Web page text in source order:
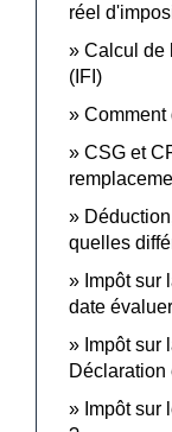
réel
Calcul de
(IFI)
Comment
CSG et
quelles
Impôt sur
date
Impôt sur
Déclaration
Impôt sur